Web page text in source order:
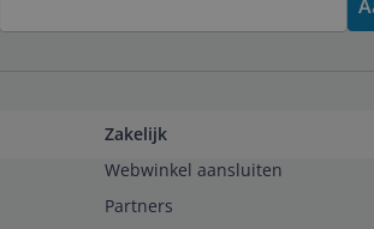
Zakelijk
Webwinkel aansluiten
Partners